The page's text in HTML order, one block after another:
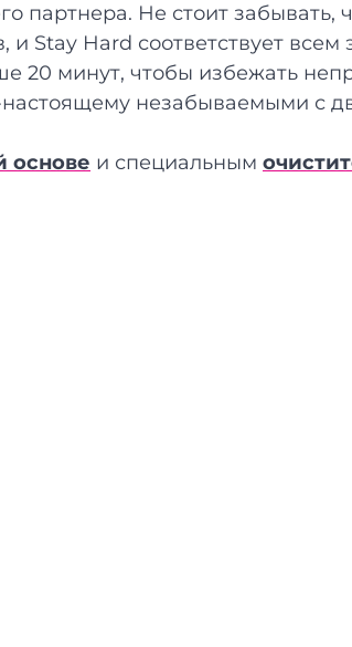
партнера. Не стоит
Stay Hard соответствует
20 минут, чтобы избежать
незабываемыми с
основе и специальным